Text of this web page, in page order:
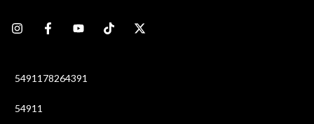
5491178264391
54911